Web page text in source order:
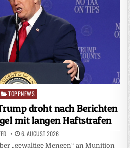
Posted
TOPPNEWS
droht nach Berichten
mit langen Haftstrafen
6. AUGUST 2026
„gewaltige Mengen“ an Munition